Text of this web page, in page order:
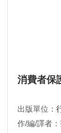
消費者保
出版單位：
作/編/譯者